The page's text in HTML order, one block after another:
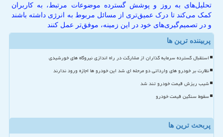
تحلیل‌های به روز و پوشش گسترده موضوعات مرتبط، به کاربران
کمک می‌کند تا درک عمیق‌تری از مسائل مربوط به انرژی داشته باشند
و در تصمیم‌گیری‌های خود در این زمینه، موفق‌تر عمل کنند
پربیننده ترین ها
استقبال گسترده سرمایه گذاران از مشارکت در راه اندازی نیروگاه های خورشیدی
نظارت بر خودرو های وارداتی دو مرحله ای شد این خودرو ها اجازه ورود ندارند
شیب ریزش قیمت خودرو تند شد
سقوط سنگین قیمت خودرو
پربحث ترین ها